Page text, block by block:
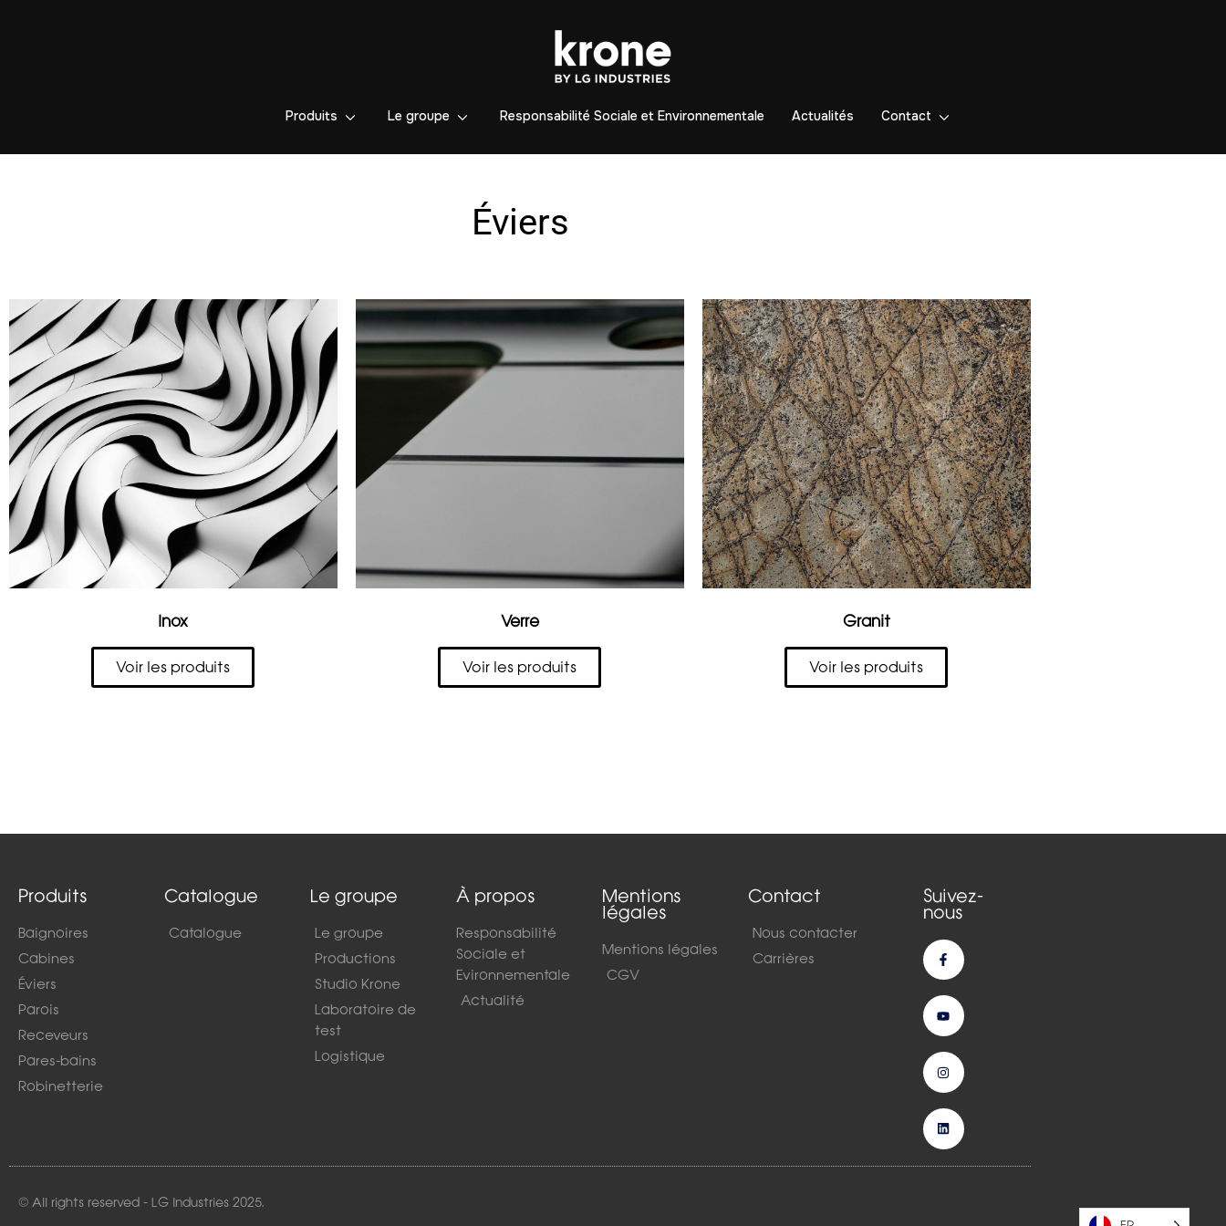
Produits Le groupe Responsabilité Sociale et Environnementale Actualités Contact
Éviers
Inox
Voir les produits
Verre
Voir les produits
Granit
Voir les produits
Produits
Baignoires
Cabines
Éviers
Parois
Receveurs
Pares-bains
Robinetterie
Catalogue
Catalogue
Le groupe
Le groupe
Productions
Studio Krone
Laboratoire de
test
Logistique
À propos
Responsabilité
Sociale et
Evironnementale
Actualité
Mentions
légales
Mentions légales
CGV
Contact
Nous contacter
Carrières
Suivez-
nous
© All rights reserved - LG Industries 2025.